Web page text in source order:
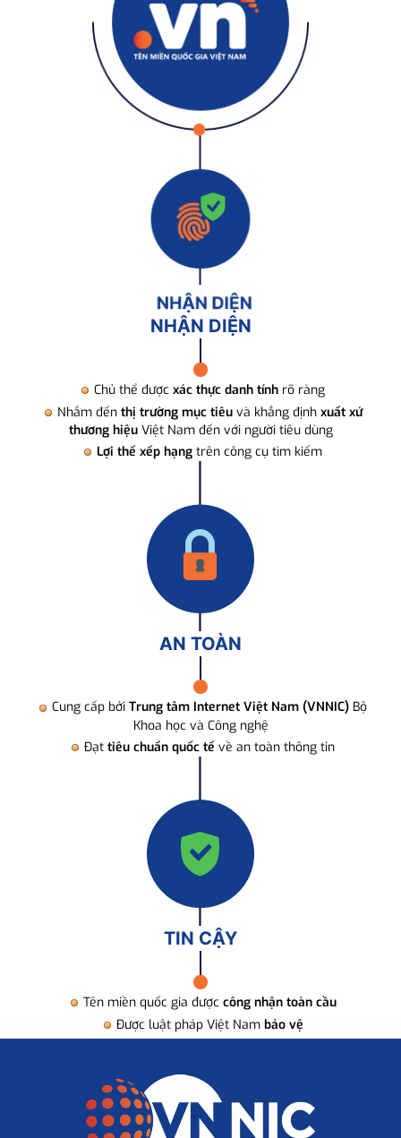
NHẬN DIỆN
Chủ thể được xác thực danh tính rõ ràng
Nhắm đến thị trường mục tiêuvà khẳng định xuất xứ
thương hiệuViệt Nam đến với người tiêu dùng
Lợi thế xếp hạng trên công cụ tìm kiếm
AN TOÀN
Cung cấp bởi Trung tâm Internet Việt Nam (VNNIC) Bộ
Khoa học và Công nghệ
Đạt tiêu chuẩn quốc tế về an toàn thông tin
TIN CẬY
Tên miền quốc gia được công nhận toàn cầu
Được luật pháp Việt Nam bảo vệ